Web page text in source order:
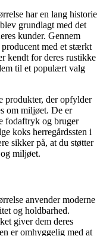
har en lang historie
grundlagt med det
kunder. Gennem
med et stærkt
kendt for deres rustikke
til et populært valg
produkter, der opfylder
om miljøet. De er
fodaftryk og bruger
koks herregårdssten i
sikker på, at du støtter
miljøet.
anvender moderne
og holdbarhed.
giver dem deres
er omhyggelig med at